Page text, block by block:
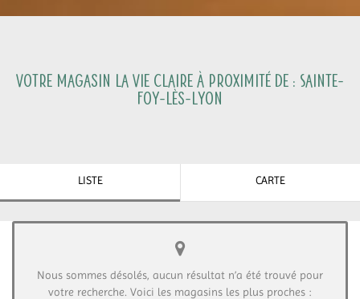
Votre magasin La Vie Claire à proximité de : Sainte-
Foy-lès-Lyon
LISTE CARTE
Nous sommes désolés, aucun résultat n’a été trouvé pour
votre recherche. Voici les magasins les plus proches :